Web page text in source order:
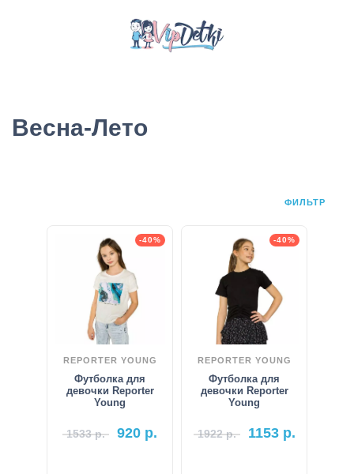
Весна-Лето
ФИЛЬТР
-40%
REPORTER YOUNG
Футболка для
девочки Reporter
Young
1533р. 920 р.
-40%
REPORTER YOUNG
Футболка для
девочки Reporter
Young
1922р. 1153р.